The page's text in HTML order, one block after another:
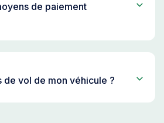
de paiement
de vol de mon véhicule ?